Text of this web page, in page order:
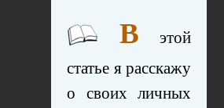
В этой
статье я расскажу
о своих личных